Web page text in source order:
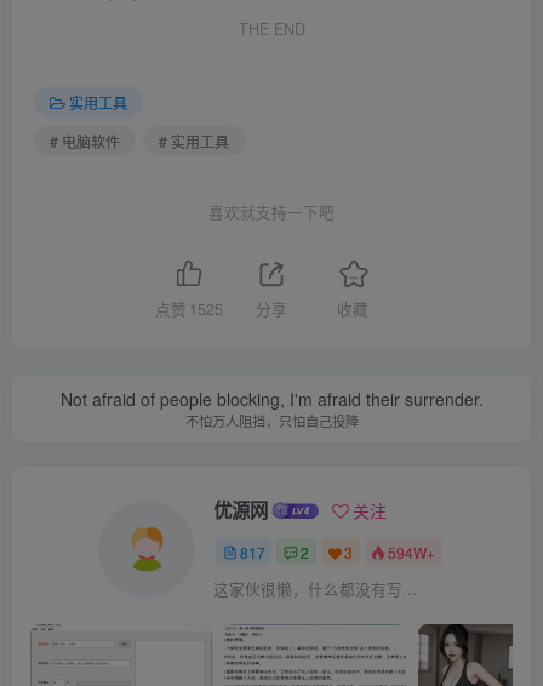
THE END
实用工具
# 电脑软件
# 实用工具
喜欢就支持一下吧
点赞 1525 分享 收藏
Not afraid of people blocking, I'm afraid their surrender.
不怕万人阻挡，只怕自己投降
优源网 关注
817 2 3 594W+
这家伙很懒，什么都没有写...